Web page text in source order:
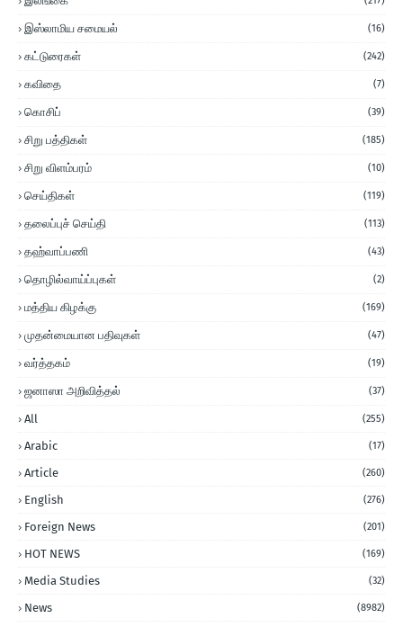
இஸ்லாமிய சமையல் (16)
கட்டுரைகள் (242)
கவிதை (7)
கொசிப் (39)
சிறு பத்திகள் (185)
சிறு விளம்பரம் (10)
செய்திகள் (119)
தலைப்புச் செய்தி (113)
தஹ்வாப்பணி (43)
தொழில்வாய்ப்புகள் (2)
மத்திய கிழக்கு (169)
முதன்மையான பதிவுகள் (47)
வர்த்தகம் (19)
ஜனாஸா அறிவித்தல் (37)
All (255)
Arabic (17)
Article (260)
English (276)
Foreign News (201)
HOT NEWS (169)
Media Studies (32)
News (8982)